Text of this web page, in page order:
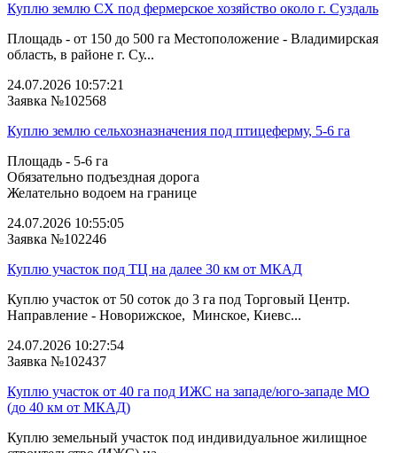
Куплю землю СХ под фермерское хозяйство около г. Суздаль
Площадь - от 150 до 500 га Местоположение - Владимирская
область, в районе г. Су...
24.07.2026 10:57:21
Заявка №102568
Куплю землю сельхозназначения под птицеферму, 5-6 га
Площадь - 5-6 га
Обязательно подъездная дорога
Желательно водоем на границе
24.07.2026 10:55:05
Заявка №102246
Куплю участок под ТЦ на далее 30 км от МКАД
Куплю участок от 50 соток до 3 га под Торговый Центр.
Направление - Новорижское, Минское, Киевс...
24.07.2026 10:27:54
Заявка №102437
Куплю участок от 40 га под ИЖС на западе/юго‑западе МО
(до 40 км от МКАД)
Куплю земельный участок под индивидуальное жилищное